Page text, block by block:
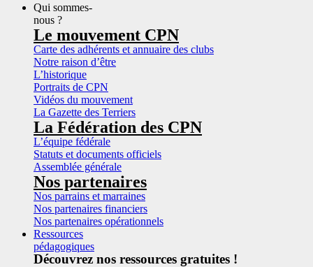
Qui sommes-
nous ?
Le mouvement CPN
Carte des adhérents et annuaire des clubs
Notre raison d’être
L’historique
Portraits de CPN
Vidéos du mouvement
La Gazette des Terriers
La Fédération des CPN
L’équipe fédérale
Statuts et documents officiels
Assemblée générale
Nos partenaires
Nos parrains et marraines
Nos partenaires financiers
Nos partenaires opérationnels
Ressources
pédagogiques
Découvrez nos ressources gratuites !